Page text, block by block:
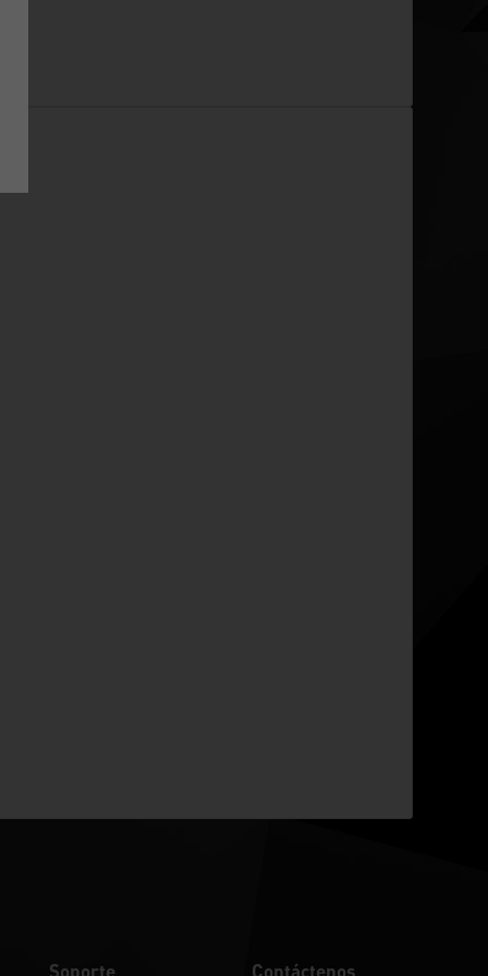
Soporte Contáctenos